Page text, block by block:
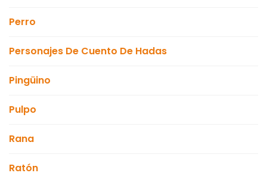
Perro
Personajes De Cuento De Hadas
Pingüino
Pulpo
Rana
Ratón